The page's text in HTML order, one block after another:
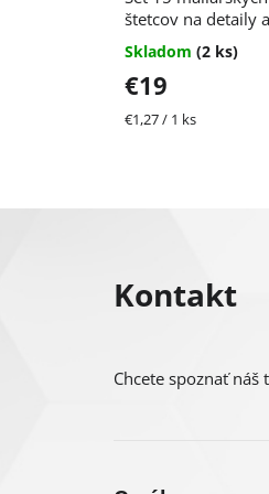
štetcov na detaily
Skladom (2 ks)
€19
Jednotková
€1,27 / 1 ks
Kontakt
Chcete spoznať náš